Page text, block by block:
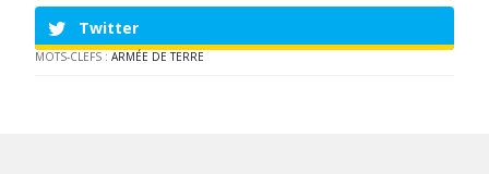
Twitter
MOTS-CLEFS :ARMÉE DE TERRE